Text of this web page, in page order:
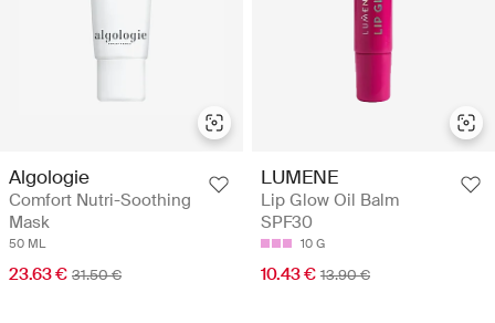
Algologie
Comfort Nutri-Soothing
Mask
50 ML
23.63 € 31.50 €
LUMENE
Lip Glow Oil Balm
SPF30
10 G
10.43 € 13.90 €